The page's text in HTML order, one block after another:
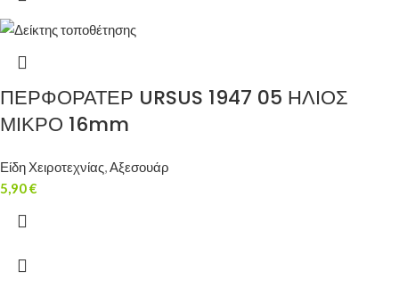
ΠΕΡΦΟΡΑΤΕΡ URSUS 1947 05 ΗΛΙΟΣ
ΜΙΚΡΟ 16mm
Είδη Χειροτεχνίας,Αξεσουάρ
5,90€